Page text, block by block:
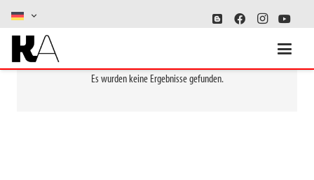
Es wurden keine Ergebnisse gefunden.